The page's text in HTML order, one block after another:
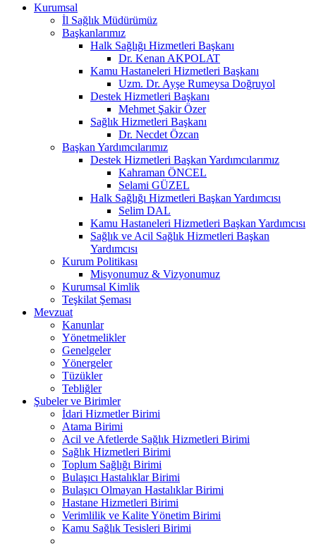
Kurumsal
İl Sağlık Müdürümüz
Başkanlarımız
Halk Sağlığı Hizmetleri Başkanı
Dr. Kenan AKPOLAT
Kamu Hastaneleri Hizmetleri Başkanı
Uzm. Dr. Ayşe Rumeysa Doğruyol
Destek Hizmetleri Başkanı
Mehmet Şakir Özer
Sağlık Hizmetleri Başkanı
Dr. Necdet Özcan
Başkan Yardımcılarımız
Destek Hizmetleri Başkan Yardımcılarımız
Kahraman ÖNCEL
Selami GÜZEL
Halk Sağlığı Hizmetleri Başkan Yardımcısı
Selim DAL
Kamu Hastaneleri Hizmetleri Başkan Yardımcısı
Sağlık ve Acil Sağlık Hizmetleri Başkan
Yardımcısı
Kurum Politikası
Misyonumuz & Vizyonumuz
Kurumsal Kimlik
Teşkilat Şeması
Mevzuat
Kanunlar
Yönetmelikler
Genelgeler
Yönergeler
Tüzükler
Tebliğler
Şubeler ve Birimler
İdari Hizmetler Birimi
Atama Birimi
Acil ve Afetlerde Sağlık Hizmetleri Birimi
Sağlık Hizmetleri Birimi
Toplum Sağlığı Birimi
Bulaşıcı Hastalıklar Birimi
Bulaşıcı Olmayan Hastalıklar Birimi
Hastane Hizmetleri Birimi
Verimlilik ve Kalite Yönetim Birimi
Kamu Sağlık Tesisleri Birimi